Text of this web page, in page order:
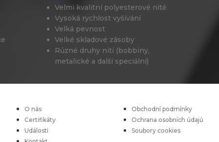
Velmi kvalitní polyesterové nitě
Vysoká rychlost vyšívání
Velká pevnost
Velké skladové zásoby
Různé druhy nití (bobbiny,
metalické a další speciální)
O nás
Certifikáty
Události
Obchodní podmínky
Ochrana osobních údajů
Soubory cookies